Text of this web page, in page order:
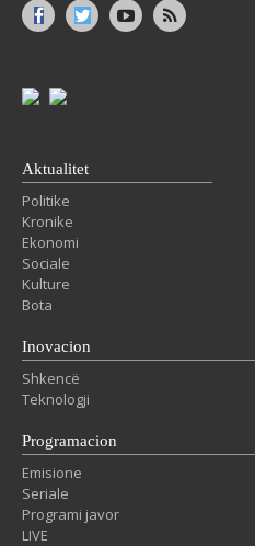
Aktualitet
Politike
Kronike
Ekonomi
Sociale
Kulture
Bota
Inovacion
Shkencë
Teknologji
Programacion
Emisione
Seriale
Programi javor
LIVE